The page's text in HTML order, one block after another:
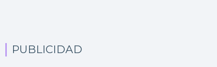
PUBLICIDAD